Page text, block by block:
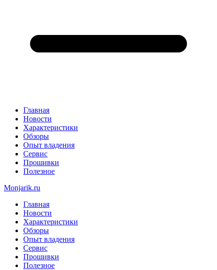
Главная
Новости
Характеристики
Обзоры
Опыт владения
Сервис
Прошивки
Полезное
Monjarik.ru
Главная
Новости
Характеристики
Обзоры
Опыт владения
Сервис
Прошивки
Полезное